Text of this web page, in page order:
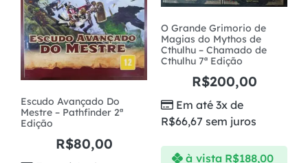
Escudo Avançado Do
Mestre – Pathfinder 2ª
Edição
R$80,00
O Grande Grimorio de
Magias do Mythos de
Cthulhu – Chamado de
Cthulhu 7ª Edição
R$200,00
Em até 3x de
R$66,67 sem juros
à vista R$188,00